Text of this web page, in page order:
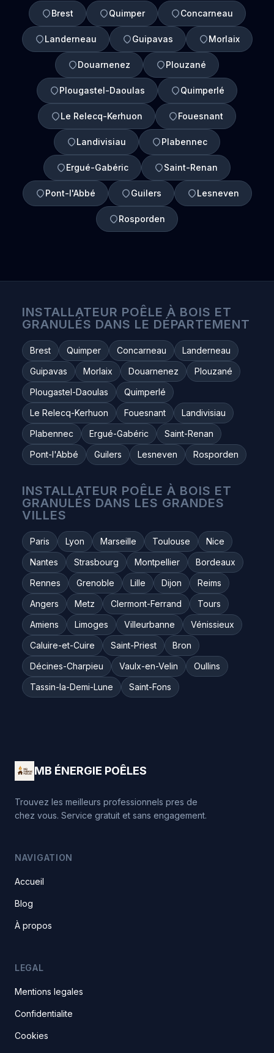
Brest Quimper Concarneau
Landerneau Guipavas Morlaix
Douarnenez Plouzané
Plougastel-Daoulas Quimperlé
Le Relecq-Kerhuon Fouesnant
Landivisiau Plabennec
Ergué-Gabéric Saint-Renan
Pont-l'Abbé Guilers Lesneven
Rosporden
INSTALLATEUR POÊLE À BOIS ET
GRANULÉS DANS LE DÉPARTEMENT
Brest Quimper Concarneau
Landerneau
Guipavas
Morlaix Douarnenez
Plouzané
Plougastel-Daoulas
Quimperlé
Le Relecq-Kerhuon
Fouesnant
Landivisiau
Plabennec
Ergué-Gabéric
Saint-Renan
Pont-l'Abbé
Guilers Lesneven Rosporden
INSTALLATEUR POÊLE À BOIS ET
GRANULÉS DANS LES GRANDES
VILLES
Paris Lyon Marseille Toulouse
Nice
Nantes
Strasbourg Montpellier
Bordeaux
Rennes
Grenoble Lille Dijon
Reims
Angers
Metz Clermont-Ferrand
Tours
Amiens
Limoges Villeurbanne
Vénissieux
Caluire-et-Cuire
Saint-Priest
Bron
Décines-Charpieu
Vaulx-en-Velin
Oullins
Tassin-la-Demi-Lune
Saint-Fons
MB ÉNERGIE POÊLES
Trouvez les meilleurs professionnels pres de
chez vous. Service gratuit et sans engagement.
NAVIGATION
Accueil
Blog
À propos
LEGAL
Mentions legales
Confidentialite
Cookies